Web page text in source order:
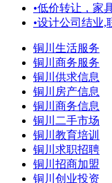
•低价转让，家
•设计公司结业,
铜川生活服务
铜川商务服务
铜川供求信息
铜川房产信息
铜川商务信息
铜川二手市场
铜川教育培训
铜川求职招聘
铜川招商加盟
铜川创业投资